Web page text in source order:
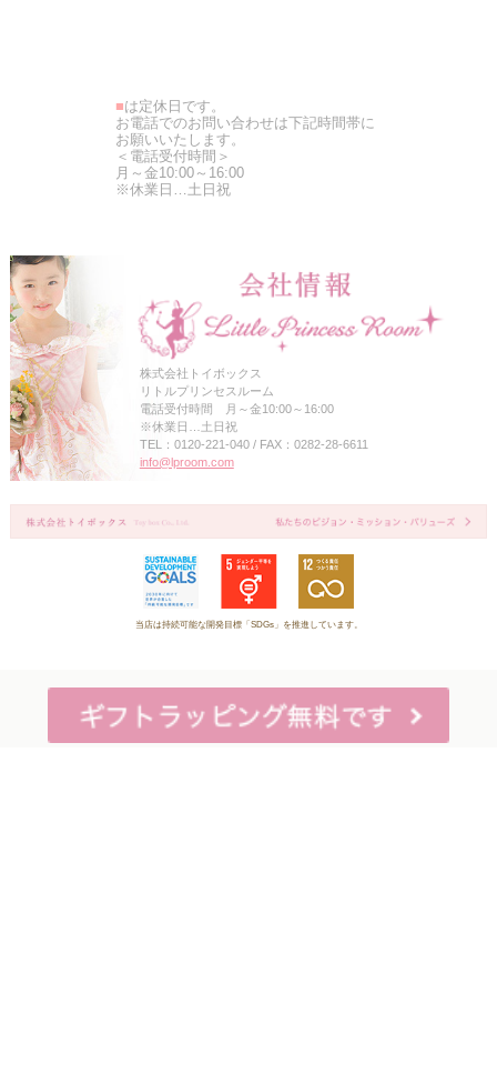
■は定休日です。
お電話でのお問い合わせは下記時間帯に
お願いいたします。
＜電話受付時間＞
月～金10:00～16:00
※休業日…土日祝
株式会社トイボックス
リトルプリンセスルーム
電話受付時間 月～金10:00～16:00
※休業日…土日祝
TEL：0120-221-040 / FAX：0282-28-6611
info@lproom.com
当店は持続可能な開発目標「SDGs」を推進しています。